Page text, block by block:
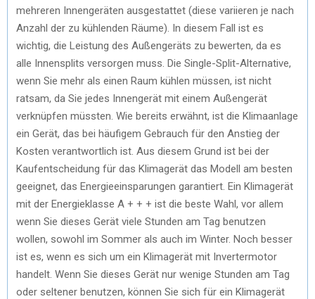
mehreren Innengeräten ausgestattet (diese variieren je nach
Anzahl der zu kühlenden Räume). In diesem Fall ist es
wichtig, die Leistung des Außengeräts zu bewerten, da es
alle Innensplits versorgen muss. Die Single-Split-Alternative,
wenn Sie mehr als einen Raum kühlen müssen, ist nicht
ratsam, da Sie jedes Innengerät mit einem Außengerät
verknüpfen müssten. Wie bereits erwähnt, ist die Klimaanlage
ein Gerät, das bei häufigem Gebrauch für den Anstieg der
Kosten verantwortlich ist. Aus diesem Grund ist bei der
Kaufentscheidung für das Klimagerät das Modell am besten
geeignet, das Energieeinsparungen garantiert. Ein Klimagerät
mit der Energieklasse A + + + ist die beste Wahl, vor allem
wenn Sie dieses Gerät viele Stunden am Tag benutzen
wollen, sowohl im Sommer als auch im Winter. Noch besser
ist es, wenn es sich um ein Klimagerät mit Invertermotor
handelt. Wenn Sie dieses Gerät nur wenige Stunden am Tag
oder seltener benutzen, können Sie sich für ein Klimagerät